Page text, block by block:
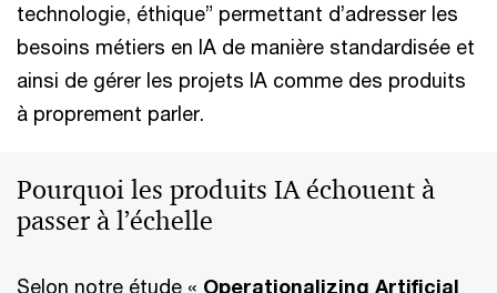
technologie, éthique” permettant d’adresser les
besoins métiers en IA de manière standardisée et
ainsi de gérer les projets IA comme des produits
à proprement parler.
Pourquoi les produits IA échouent à
passer à l’échelle
Selon notre étude « Operationalizing Artificial